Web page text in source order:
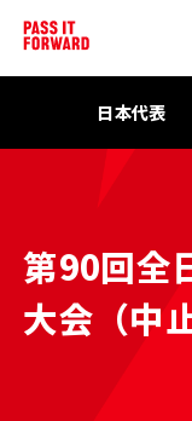
日本代表
第90回全
大会（中止